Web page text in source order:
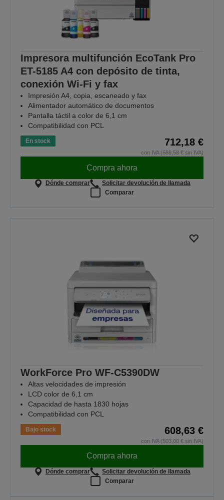
Impresora multifunción EcoTank Pro
ET-5185 A4 con depósito de tinta,
conexión Wi-Fi y fax
Impresión A4, copia, escaneado y fax
Alimentador automático de documentos
Pantalla táctil a color de 6,1 cm
Compatibilidad con PCL
En stock 712,18 €
con IVA (588,58 € sin IVA)
Compra ahora
Dónde comprar
Solicitar devolución de llamada
Comparar
WorkForce Pro WF-C5390DW
Altas velocidades de impresión
LCD color de 6,1 cm
Capacidad de hasta 1830 hojas
Compatibilidad con PCL
Bajo stock 608,63 €
con IVA (503,00 € sin IVA)
Compra ahora
Dónde comprar
Solicitar devolución de llamada
Comparar